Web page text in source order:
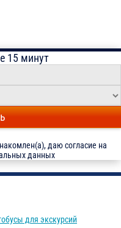
15 минут
даю согласие на
данных
для экскурсий